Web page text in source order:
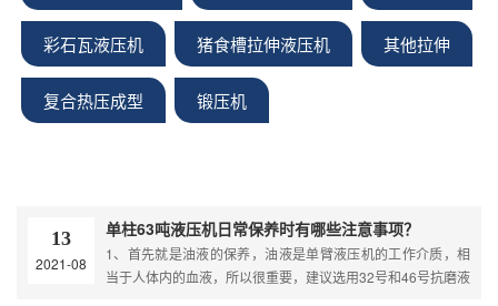
彩石瓦液压机 猪食槽拉伸液压机 其他拉伸
复合热压成型 锻压机
13
2021-08
单柱63吨液压机日常保养时有哪些注意事项？
1、首先就是油液的保养，油液是单臂液压机的工作介质，相
当于人体内的血液，所以很重要，建议选用32号和46号抗磨液